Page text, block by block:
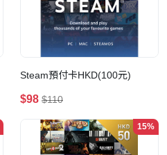
Steam預付卡HKD(100元)
$98 $110
15%